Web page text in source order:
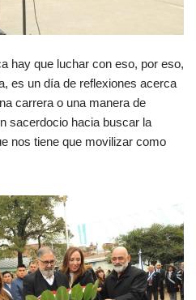
hay que luchar con eso, por eso,
es un día de reflexiones acerca
carrera o una manera de
sacerdocio hacia buscar la
nos tiene que movilizar como